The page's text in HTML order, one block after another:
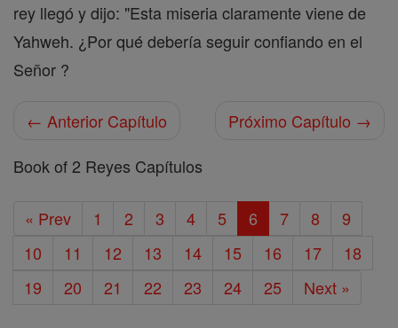
rey llegó y dijo: "Esta miseria claramente viene de
Yahweh. ¿Por qué debería seguir confiando en el
Señor ?
← Anterior Capítulo
Próximo Capítulo →
Book of 2 Reyes Capítulos
« Prev 1 2 3 4 5 6 7 8
9
10
11 12 13 14 15 16 17
18
19
20 21 22 23 24 25 Next »